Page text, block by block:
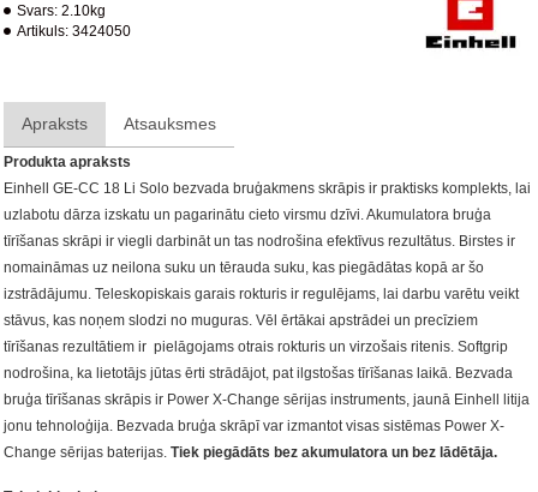
Svars: 2.10kg
Artikuls: 3424050
Apraksts Atsauksmes
Produkta apraksts
Einhell GE-CC 18 Li Solo bezvada bruģakmens skrāpis ir praktisks komplekts, lai
uzlabotu dārza izskatu un pagarinātu cieto virsmu dzīvi. Akumulatora bruģa
tīrīšanas skrāpi ir viegli darbināt un tas nodrošina efektīvus rezultātus. Birstes ir
nomaināmas uz neilona suku un tērauda suku, kas piegādātas kopā ar šo
izstrādājumu. Teleskopiskais garais rokturis ir regulējams, lai darbu varētu veikt
stāvus, kas noņem slodzi no muguras. Vēl ērtākai apstrādei un precīziem
tīrīšanas rezultātiem ir pielāgojams otrais rokturis un virzošais ritenis. Softgrip
nodrošina, ka lietotājs jūtas ērti strādājot, pat ilgstošas ​​tīrīšanas laikā. Bezvada
bruģa tīrīšanas skrāpis ir Power X-Change sērijas instruments, jaunā Einhell litija
jonu tehnoloģija. Bezvada bruģa skrāpī var izmantot visas sistēmas Power X-
Change sērijas baterijas. Tiek piegādāts bez akumulatora un bez lādētāja.